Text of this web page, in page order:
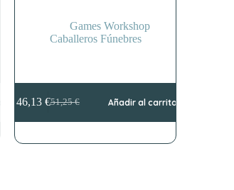
Games Workshop
Caballeros Fúnebres
51,25€
El
precio
era:
46,13 €El
precio
es:
Añadir al carrito